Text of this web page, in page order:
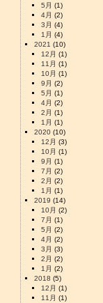
5月 (1)
4月 (2)
3月 (4)
1月 (4)
2021 (10)
12月 (1)
11月 (1)
10月 (1)
9月 (2)
5月 (1)
4月 (2)
2月 (1)
1月 (1)
2020 (10)
12月 (3)
10月 (1)
9月 (1)
7月 (2)
2月 (2)
1月 (1)
2019 (14)
10月 (2)
7月 (1)
5月 (2)
4月 (2)
3月 (3)
2月 (2)
1月 (2)
2018 (5)
12月 (1)
11月 (1)